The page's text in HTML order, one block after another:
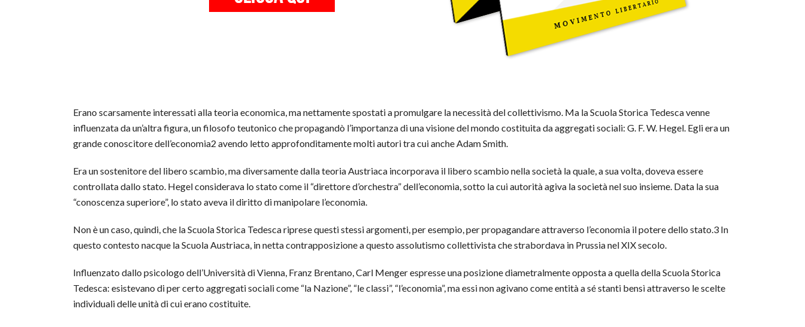
Erano scarsamente interessati alla teoria economica, ma nettamente spostati a promulgare la necessità del collettivismo. Ma la Scuola Storica Tedesca venne
influenzata da un’altra figura, un filosofo teutonico che propagandò l’importanza di una visione del mondo costituita da aggregati sociali: G. F. W. Hegel. Egli era un
grande conoscitore dell’economia2 avendo letto approfonditamente molti autori tra cui anche Adam Smith.
Era un sostenitore del libero scambio, ma diversamente dalla teoria Austriaca incorporava il libero scambio nella società la quale, a sua volta, doveva essere
controllata dallo stato. Hegel considerava lo stato come il “direttore d’orchestra” dell’economia, sotto la cui autorità agiva la società nel suo insieme. Data la sua
“conoscenza superiore”, lo stato aveva il diritto di manipolare l’economia.
Non è un caso, quindi, che la Scuola Storica Tedesca riprese questi stessi argomenti, per esempio, per propagandare attraverso l’economia il potere dello stato.3 In
questo contesto nacque la Scuola Austriaca, in netta contrapposizione a questo assolutismo collettivista che strabordava in Prussia nel XIX secolo.
Influenzato dallo psicologo dell’Università di Vienna, Franz Brentano, Carl Menger espresse una posizione diametralmente opposta a quella della Scuola Storica
Tedesca: esistevano di per certo aggregati sociali come “la Nazione”, “le classi”, “l’economia”, ma essi non agivano come entità a sé stanti bensì attraverso le scelte
individuali delle unità di cui erano costituite.